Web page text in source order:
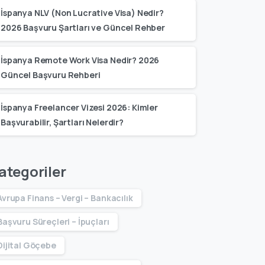
İspanya NLV (Non Lucrative Visa) Nedir?
2026 Başvuru Şartları ve Güncel Rehber
İspanya Remote Work Visa Nedir? 2026
Güncel Başvuru Rehberi
İspanya Freelancer Vizesi 2026: Kimler
Başvurabilir, Şartları Nelerdir?
Finans – Vergi – Bankacılık
Süreçleri – İpuçları
Göçebe